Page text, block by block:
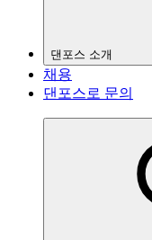
댄포스 소개
채용
댄포스로 문의